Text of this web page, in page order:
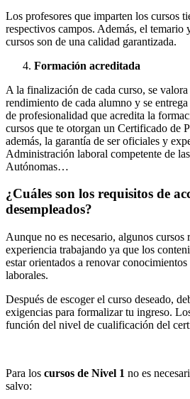
Los profesores que imparten los cursos
respectivos campos. Además, el
cursos son de una calidad garantizada.
Formación acreditada
A la finalización de cada curso, se
rendimiento de cada alumno y se
de profesionalidad que acredita la
cursos que te otorgan un Certificado de
además, la garantía de ser oficiales y
Administración laboral competente de
Autónomas…
¿Cuáles son los requisitos de
desempleados?
Aunque no es necesario, algunos cursos
experiencia trabajando ya que los
estar orientados a renovar
laborales.
Después de escoger el curso deseado,
exigencias para formalizar tu ingreso.
función del nivel de cualificación del
Para los cursos de Nivel 1 no es
salvo: